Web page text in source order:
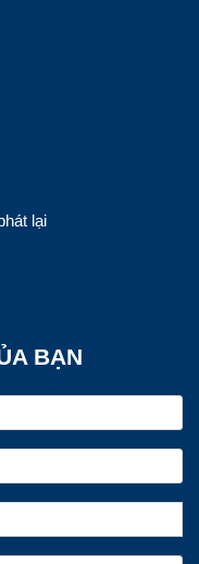
lại
BẠN